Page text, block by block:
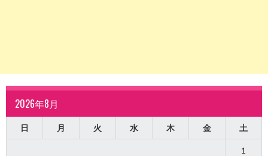
2026年8月
日 月 火 水 木 金 土
1